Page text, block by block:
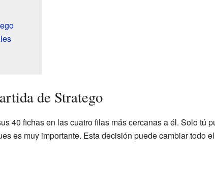
de Stratego
40 fichas en las cuatro filas más cercanas a él. Solo tú
es muy importante. Esta decisión puede cambiar todo